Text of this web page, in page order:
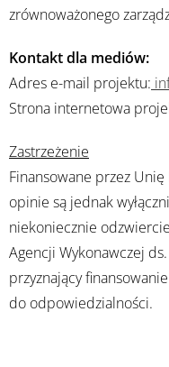
zrównoważonego
Kontakt dla mediów:
Adres e-mail projektu:
Strona internetowa
Zastrzeżenie
Finansowane przez
opinie są jednak
niekoniecznie
Agencji Wykonawczej
przyznający
do odpowiedzialności.